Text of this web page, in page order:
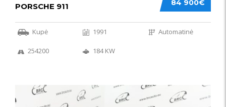
84 900€
PORSCHE 911
Kupė 1991 Automatinė
254200 184 KW
56